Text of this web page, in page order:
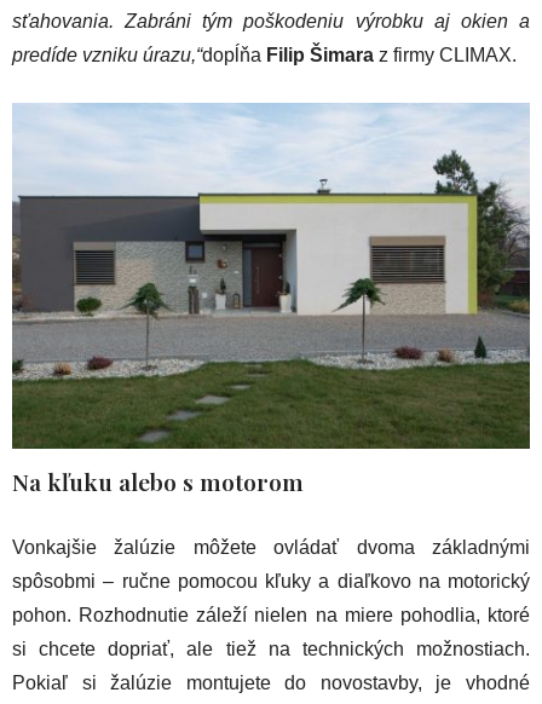
sťahovania. Zabráni tým poškodeniu výrobku aj okien a
predíde vzniku úrazu,“dopĺňa Filip Šimara z firmy CLIMAX.
Na kľuku alebo s motorom
Vonkajšie žalúzie môžete ovládať dvoma základnými
spôsobmi – ručne pomocou kľuky a diaľkovo na motorický
pohon. Rozhodnutie záleží nielen na miere pohodlia, ktoré
si chcete dopriať, ale tiež na technických možnostiach.
Pokiaľ si žalúzie montujete do novostavby, je vhodné